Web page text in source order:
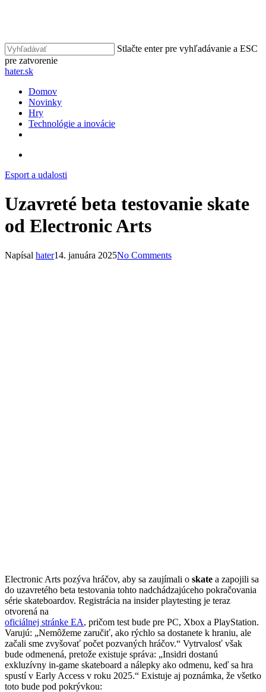
content
Stlačte enter pre vyhľadávanie a ESC
pre zatvorenie
Close
hater.sk
vyhľadávať
Menu
Domov
Novinky
Hry
Technológie a inovácie
Esport a udalosti
Uzavreté beta testovanie skate
od Electronic Arts
Napísal hater14. januára 2025No Comments
Electronic Arts pozýva hráčov, aby sa zaujímali o skate a zapojili sa
do uzavretého beta testovania tohto nadchádzajúceho pokračovania
série skateboardov. Registrácia na insider playtesting je teraz
otvorená na
oficiálnej stránke EA, pričom test bude pre PC, Xbox a PlayStation.
Varujú: „Nemôžeme zaručiť, ako rýchlo sa dostanete k hraniu, ale
začali sme zvyšovať počet pozvaných hráčov.“ Vytrvalosť však
bude odmenená, pretože existuje správa: „Insidri dostanú
exkluzívny in-game skateboard a nálepky ako odmenu, keď sa hra
spustí v Early Access v roku 2025.“ Existuje aj poznámka, že všetko
toto bude pod pokrývkou: